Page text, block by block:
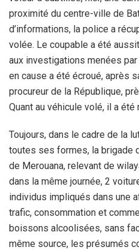
proximité du centre-ville de
d’informations, la police a
volée. Le coupable a été
aux investigations menées
en cause a été écroué, après
procureur de la République,
Quant au véhicule volé, il a
Toujours, dans le cadre de la
toutes ses formes, la brigade
de Merouana, relevant de
dans la même journée, 2
individus impliqués dans une
trafic, consommation et
boissons alcoolisées, sans
même source, les présumés